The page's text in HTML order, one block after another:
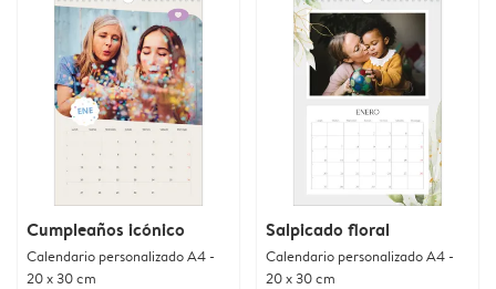
Cumpleaños icónico
Calendario personalizado A4 -
20 x 30 cm
Salpicado floral
Calendario personalizado A4 -
20 x 30 cm